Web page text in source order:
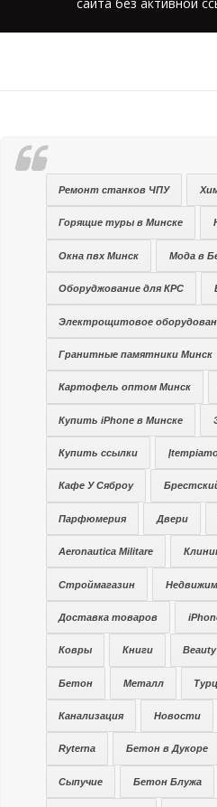
Ремонт станков ЧПУ
Горящие туры в Минске
Окна пвх Минск Мода в
Оборуджование для КРС
Электрощитовое
Гранитные памятники Минск
Картофель оптом Минск
Купить iPhone в Минске
Купить ссылки
Кафе У Сяброу
Парфюмерия Двери
Aeronautica Militare
Строймагазин
Доставка товаров
Ковры Книги
Бетон Металл
Канализация Новости
Ryterna Бетон в Дукоре
Сыпучие Бетон Блужа